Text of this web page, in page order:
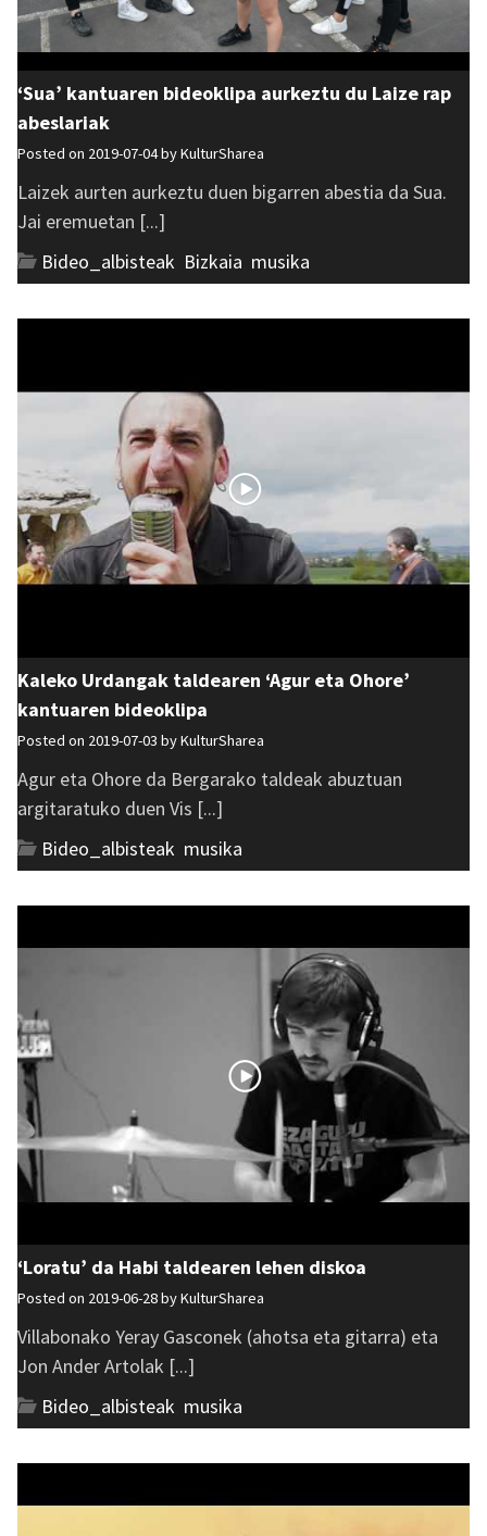
‘Sua’ kantuaren bideoklipa aurkeztu du Laize rap
abeslariak
Posted on 2019-07-04 byKulturSharea
Laizek aurten aurkeztu duen bigarren abestia da Sua.
Jai eremuetan [...]
Bideo_albisteak Bizkaia musika
Kaleko Urdangak taldearen ‘Agur eta Ohore’
kantuaren bideoklipa
Posted on 2019-07-03 byKulturSharea
Agur eta Ohore da Bergarako taldeak abuztuan
argitaratuko duen Vis [...]
Bideo_albisteak musika
‘Loratu’ da Habi taldearen lehen diskoa
Posted on 2019-06-28 byKulturSharea
Villabonako Yeray Gasconek (ahotsa eta gitarra) eta
Jon Ander Artolak [...]
Bideo_albisteak musika